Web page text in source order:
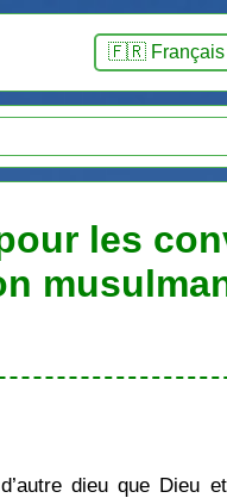
🇫🇷 Français
les
dieu que Dieu